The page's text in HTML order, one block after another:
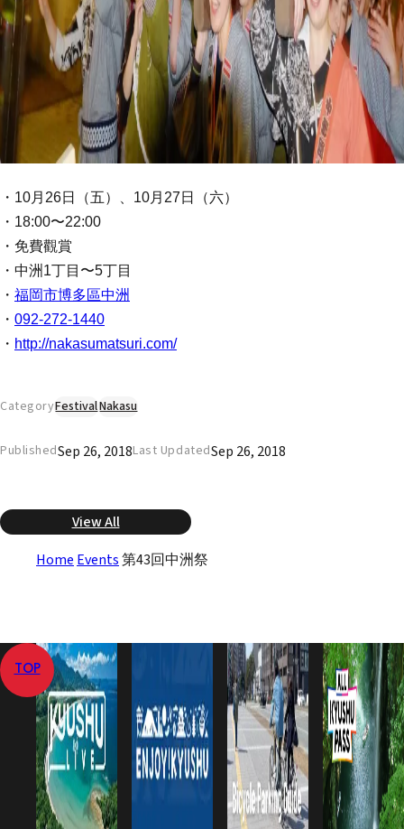
・10月26日（五）、10月27日（六）
・18:00〜22:00
・免費觀賞
・中洲1丁目〜5丁目
・ 福岡市博多區中洲
・ 092-272-1440
・ http://nakasumatsuri.com/
CategoryFestivalNakasu
PublishedSep 26, 2018Last UpdatedSep 26, 2018
View All
Home Events第43回中洲祭
TOP